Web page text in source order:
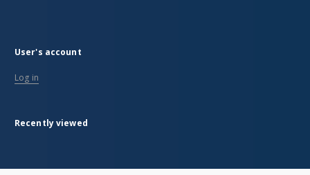
User's account
Log in
Recently viewed